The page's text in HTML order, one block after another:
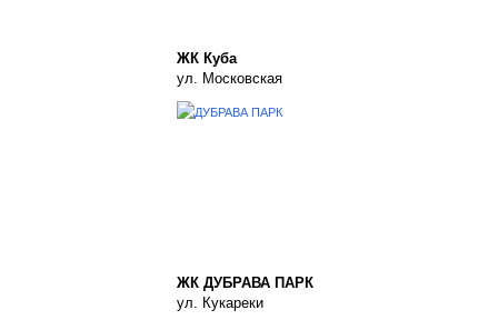
ЖК Куба
ул. Московская
ЖК ДУБРАВА ПАРК
ул. Кукареки